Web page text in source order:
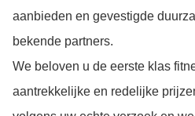
aanbieden en gevestigde
bekende partners.
We beloven u de eerste klas
aantrekkelijke en redelijke